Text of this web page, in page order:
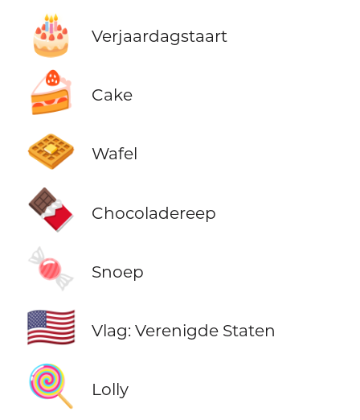
🎂 Verjaardagstaart
🍰 Cake
🧇 Wafel
🍫 Chocoladereep
🍬 Snoep
🇺🇸 Vlag: Verenigde Staten
🍭 Lolly